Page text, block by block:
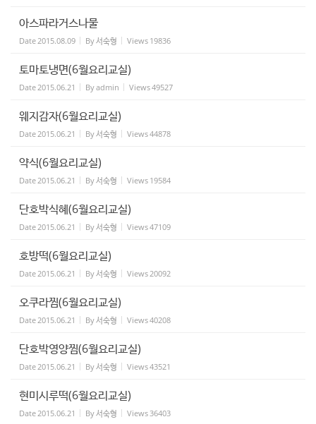
아스파라거스나물
Date 2015.08.09 By서숙형 Views 19836
토마토냉면(6월요리교실)
Date 2015.06.21 Byadmin Views49527
웨지감자(6월요리교실)
Date 2015.06.21 By서숙형 Views44878
약식(6월요리교실)
Date 2015.06.21 By서숙형 Views 19584
단호박식혜(6월요리교실)
Date 2015.06.21 By서숙형 Views47109
호방떡(6월요리교실)
Date 2015.06.21 By서숙형 Views 20092
오쿠라찜(6월요리교실)
Date 2015.06.21 By서숙형 Views40208
단호박영양찜(6월요리교실)
Date 2015.06.21 By서숙형 Views43521
현미시루떡(6월요리교실)
Date 2015.06.21 By서숙형 Views 36403